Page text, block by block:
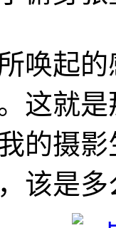
唤起
这就
的摄
该是